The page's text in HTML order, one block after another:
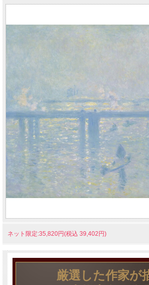
ネット限定:35,820円(税込 39,402円)
厳選した作家が